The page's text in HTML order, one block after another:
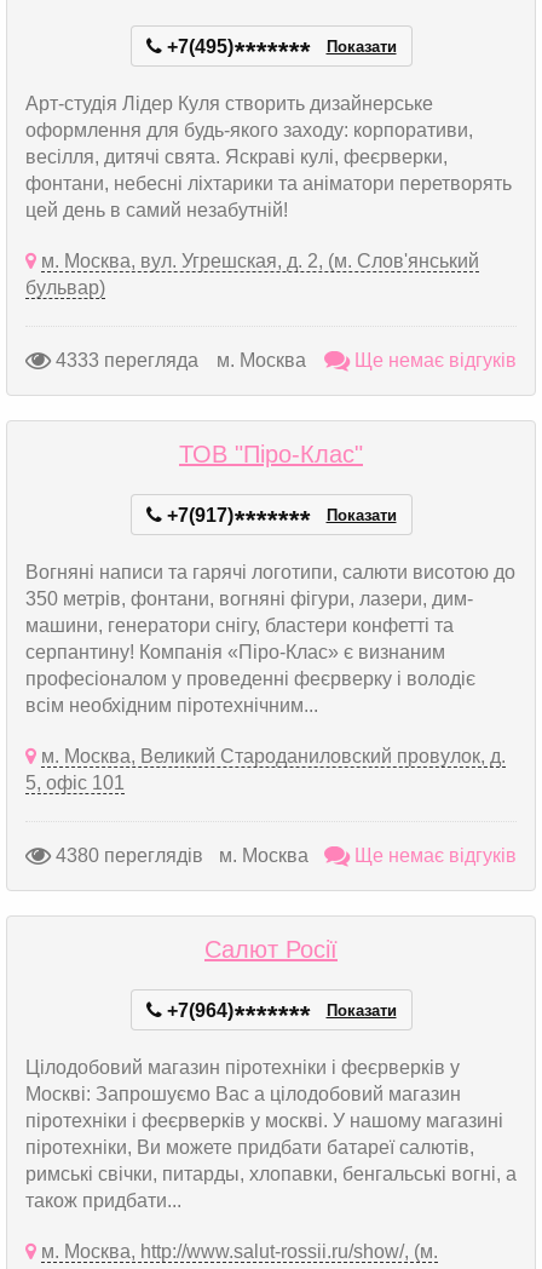
+7(495)******* Показати
Арт-студія Лідер Куля створить дизайнерське
оформлення для будь-якого заходу: корпоративи,
весілля, дитячі свята. Яскраві кулі, феєрверки,
фонтани, небесні ліхтарики та аніматори перетворять
цей день в самий незабутній!
м. Москва, вул. Угрешская, д. 2, (м. Слов'янський
бульвар)
4333 перегляда м. Москва Ще немає відгуків
ТОВ "Піро-Клас"
+7(917)******* Показати
Вогняні написи та гарячі логотипи, салюти висотою до
350 метрів, фонтани, вогняні фігури, лазери, дим-
машини, генератори снігу, бластери конфетті та
серпантину! Компанія «Піро-Клас» є визнаним
професіоналом у проведенні феєрверку і володіє
всім необхідним піротехнічним...
м. Москва, Великий Староданиловский провулок, д.
5, офіс 101
4380 переглядів м. Москва Ще немає відгуків
Салют Росії
+7(964)******* Показати
Цілодобовий магазин піротехніки і феєрверків у
Москві: Запрошуємо Вас а цілодобовий магазин
піротехніки і феєрверків у москві. У нашому магазині
піротехніки, Ви можете придбати батареї салютів,
римські свічки, питарды, хлопавки, бенгальські вогні, а
також придбати...
м. Москва, http://www.salut-rossii.ru/show/, (м.